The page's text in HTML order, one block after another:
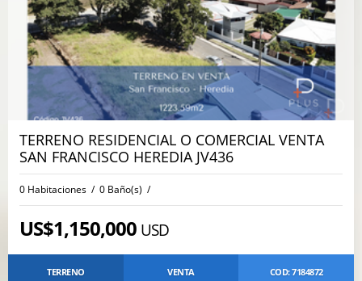
TERRENO RESIDENCIAL O COMERCIAL VENTA
SAN FRANCISCO HEREDIA JV436
0 Habitaciones / 0 Baño(s) /
US$1,150,000 USD
TERRENO VENTA COD: 7184872